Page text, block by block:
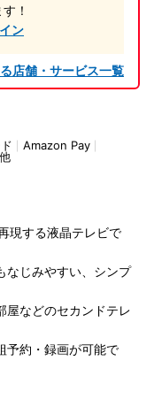
！
ン
店舗・サービス一覧
Amazon Pay
現する液晶テレビで
なじみやすい、シンプ
などのセカンドテレ
予約・録画が可能で